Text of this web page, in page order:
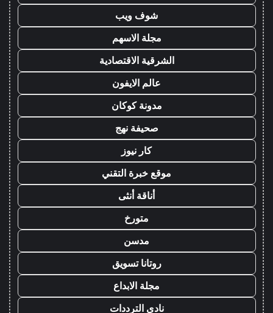
شوف ويب
مجلة الاسهم
الشرقية الاقتصادية
عالم الايفون
مدونة كوكان
صحيفة نهج
كار نيوز
موقع خبرة التقني
أناقة أنثى
متورخ
مدسن
روتانا تسويق
مجلة الابداع
نادي الترددات